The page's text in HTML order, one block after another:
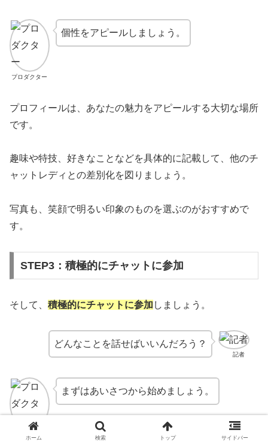
プロダクター
個性をアピールしましょう。
プロフィールは、あなたの魅力をアピールする大切な場所
です。
趣味や特技、好きなことなどを具体的に記載して、他のチ
ャットレディとの差別化を図りましょう。
写真も、笑顔で明るい印象のものを選ぶのがおすすめで
す。
STEP3：積極的にチャットに参加
そして、 積極的にチャットに参加 しましょう。
記者
どんなことを話せばいいんだろう？
プロダクター
まずはあいさつから始めましょう。
ホーム 検索 トップ サイドバー